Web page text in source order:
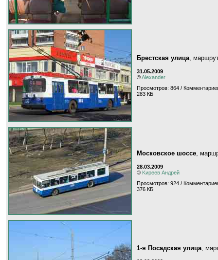
Брестская улица,
31.05.2009
©Alexander
Просмотров: 864 /
283 КБ
Московское шоссе,
28.03.2009
© Kиpeeв Aндpeй
Просмотров: 924 /
376 КБ
1-я Посадская улица,